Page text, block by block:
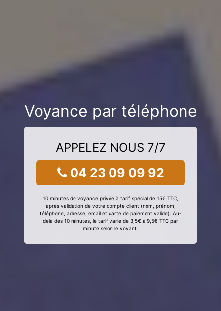
Voyance par téléphone
APPELEZ NOUS 7/7
04 23 09 09 92
10 minutes de voyance privée à tarif spécial de 15€ TTC,
après validation de votre compte client (nom, prénom,
téléphone, adresse, email et carte de paiement valide). Au-
delà des 10 minutes, le tarif varie de 3,5€ à 9,5€ TTC par
minute selon le voyant.